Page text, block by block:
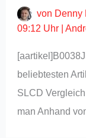
von Denny
09:12 Uhr |
beliebtesten
SLCD
man Anhand